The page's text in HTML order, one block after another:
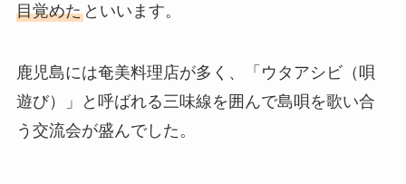
目覚めたといいます。
鹿児島には奄美料理店が多く、「ウタアシビ（唄
遊び）」と呼ばれる三味線を囲んで島唄を歌い合
う交流会が盛んでした。